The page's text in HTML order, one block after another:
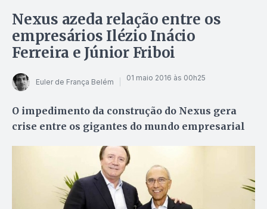
Nexus azeda relação entre os
empresários Ilézio Inácio
Ferreira e Júnior Friboi
Euler de França Belém 01 maio 2016 às 00h25
O impedimento da construção do Nexus gera
crise entre os gigantes do mundo empresarial